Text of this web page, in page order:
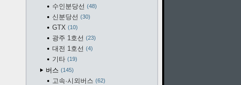
수인분당선 48
신분당선 30
GTX 10
광주 1호선 23
대전 1호선 4
기타 19
버스 145
고속·시외버스 62